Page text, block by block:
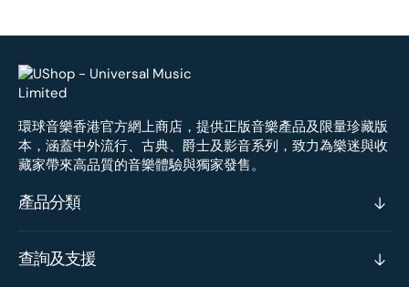
環球音樂香港官方網上商店，提供正版音樂產品及限量珍藏版
本，涵蓋中外流行、古典、爵士及影音系列，致力為樂迷與收
藏家帶來高品質的音樂體驗與獨家發售。
產品分類
查詢及支援